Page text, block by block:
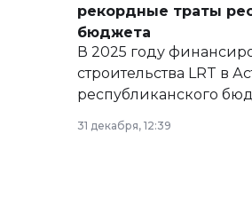
рекордные траты
бюджета
В 2025 году
строительства LRT в
республиканского
рекордных объемов.
31 декабря, 12:39